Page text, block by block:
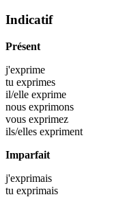
Indicatif
Présent
j'exprime
tu exprimes
il/elle exprime
nous exprimons
vous exprimez
ils/elles expriment
Imparfait
j'exprimais
tu exprimais